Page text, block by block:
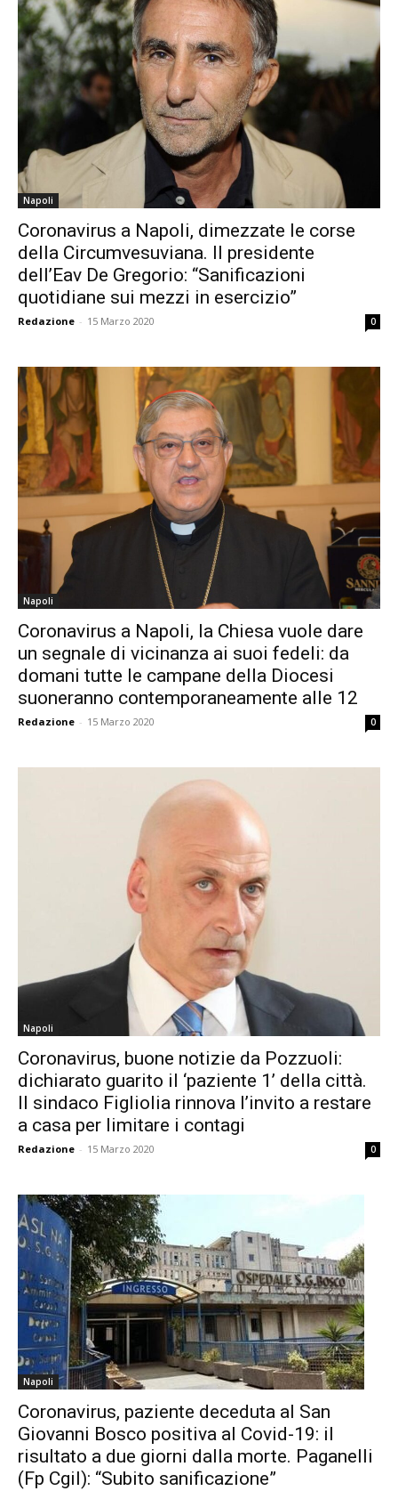
Napoli
Coronavirus a Napoli, dimezzate le corse
della Circumvesuviana. Il presidente
dell’Eav De Gregorio: “Sanificazioni
quotidiane sui mezzi in esercizio”
Redazione - 15 Marzo 2020 0
Napoli
Coronavirus a Napoli, la Chiesa vuole dare
un segnale di vicinanza ai suoi fedeli: da
domani tutte le campane della Diocesi
suoneranno contemporaneamente alle 12
Redazione - 15 Marzo 2020 0
Napoli
Coronavirus, buone notizie da Pozzuoli:
dichiarato guarito il ‘paziente 1’ della città.
Il sindaco Figliolia rinnova l’invito a restare
a casa per limitare i contagi
Redazione - 15 Marzo 2020 0
Napoli
Coronavirus, paziente deceduta al San
Giovanni Bosco positiva al Covid-19: il
risultato a due giorni dalla morte. Paganelli
(Fp Cgil): “Subito sanificazione”